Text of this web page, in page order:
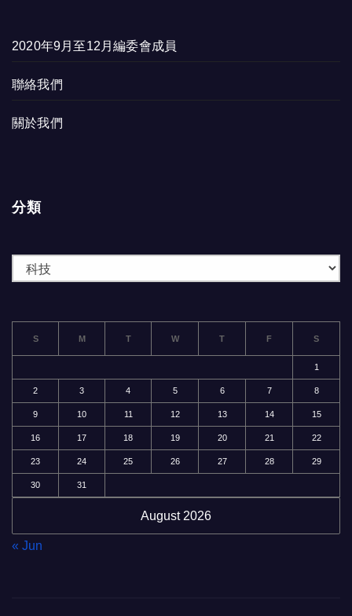
2020年9月至12月編委會成員
聯絡我們
關於我們
分類
August 2026
S M T W T F S
1
2 3 4 5 6 7 8
9 10 11 12 13 14 15
16 17 18 19 20 21 22
23 24 25 26 27 28 29
30 31
« Jun